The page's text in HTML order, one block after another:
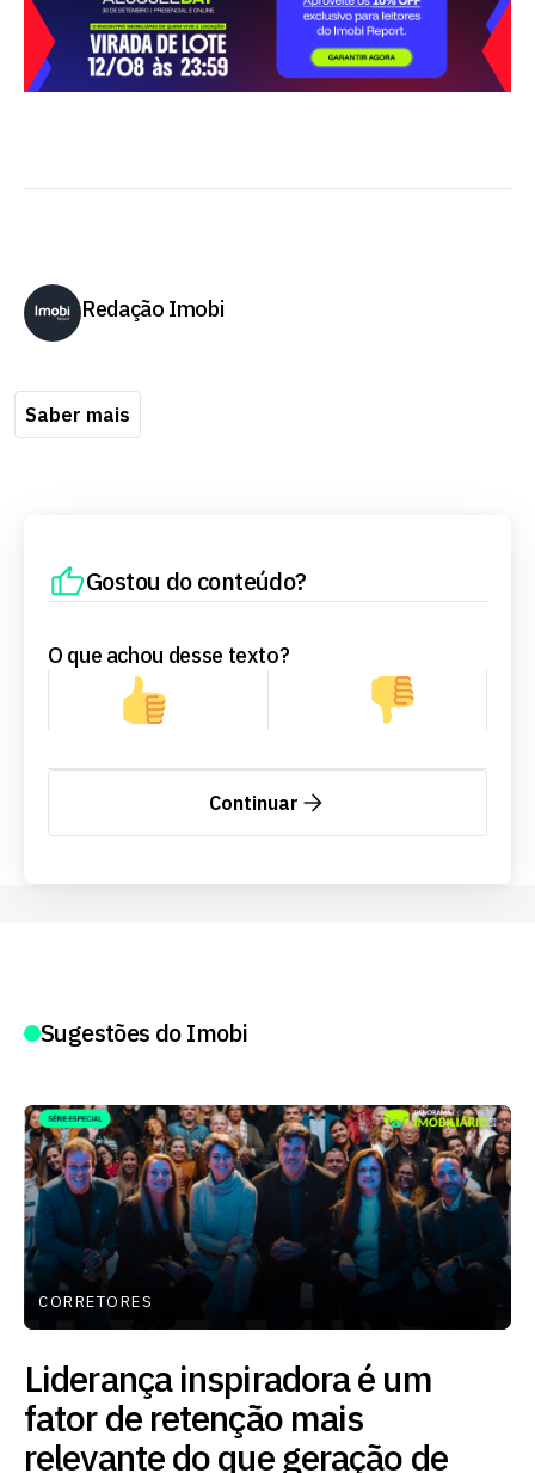
Redação Imobi
Saber mais
Gostou do conteúdo?
O que achou desse texto?
Continuar
Sugestões do Imobi
CORRETORES
Liderança inspiradora é um
fator de retenção mais
relevante do que geração de